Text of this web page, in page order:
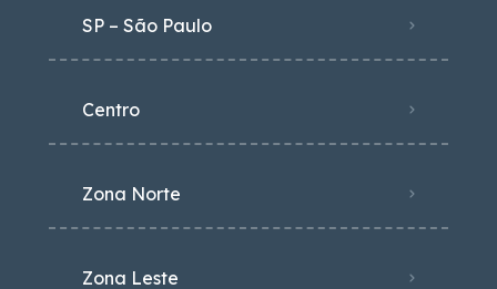
SP – São Paulo
Centro
Zona Norte
Zona Leste